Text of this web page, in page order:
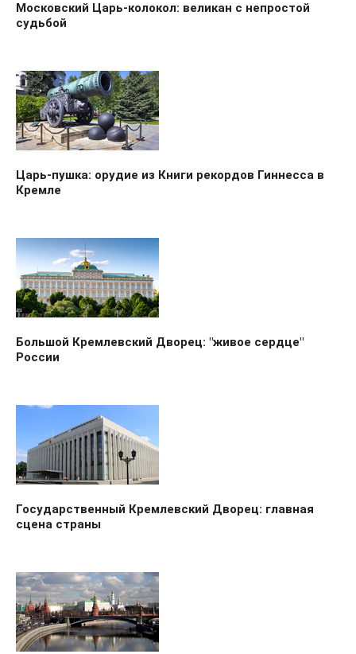
Московский Царь-колокол: великан с непростой
судьбой
Царь-пушка: орудие из Книги рекордов Гиннесса в
Кремле
Большой Кремлевский Дворец: "живое сердце"
России
Государственный Кремлевский Дворец: главная
сцена страны